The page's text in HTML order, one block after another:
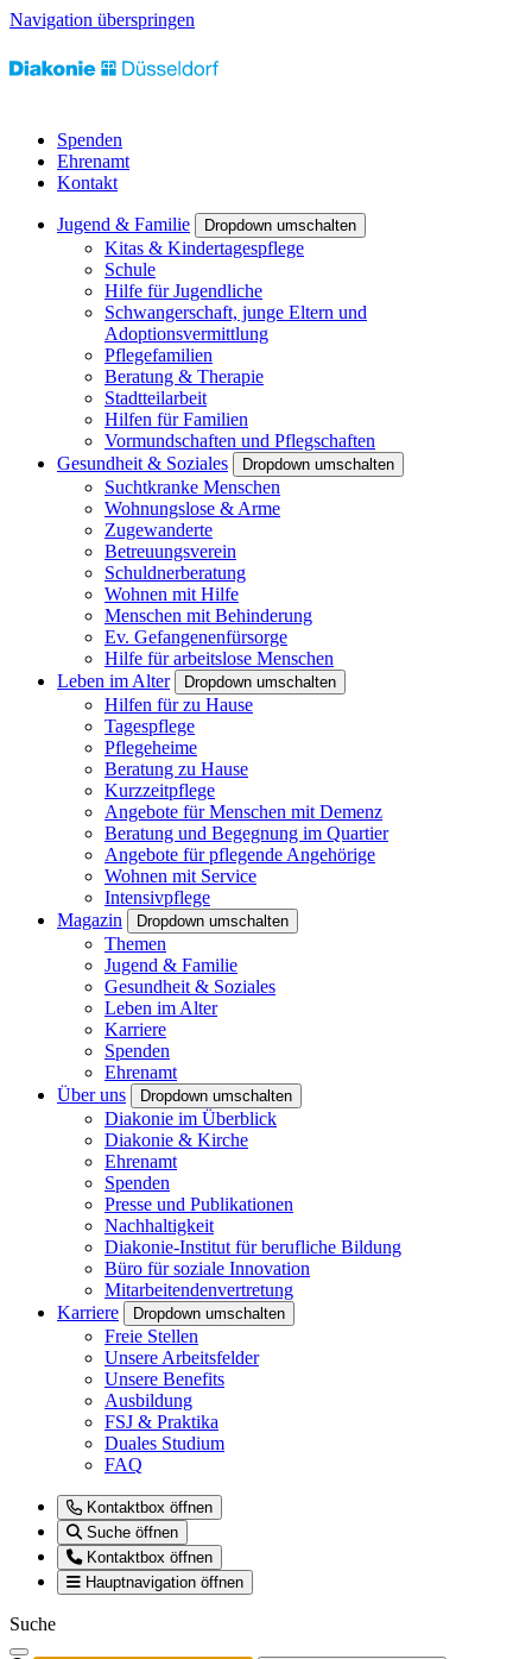
Navigation überspringen
Spenden
Ehrenamt
Kontakt
Jugend & Familie Dropdown umschalten
Kitas & Kindertagespflege
Schule
Hilfe für Jugendliche
Schwangerschaft, junge Eltern und
Adoptionsvermittlung
Pflegefamilien
Beratung & Therapie
Stadtteilarbeit
Hilfen für Familien
Vormundschaften und Pflegschaften
Gesundheit & Soziales
Dropdown umschalten
Suchtkranke Menschen
Wohnungslose & Arme
Zugewanderte
Betreuungsverein
Schuldnerberatung
Wohnen mit Hilfe
Menschen mit Behinderung
Ev. Gefangenenfürsorge
Hilfe für arbeitslose Menschen
Leben im Alter
Dropdown umschalten
Hilfen für zu Hause
Tagespflege
Pflegeheime
Beratung zu Hause
Kurzzeitpflege
Angebote für Menschen mit Demenz
Beratung und Begegnung im Quartier
Angebote für pflegende Angehörige
Wohnen mit Service
Intensivpflege
Magazin
Dropdown umschalten
Themen
Jugend & Familie
Gesundheit & Soziales
Leben im Alter
Karriere
Spenden
Ehrenamt
Über uns
Dropdown umschalten
Diakonie im Überblick
Diakonie & Kirche
Ehrenamt
Spenden
Presse und Publikationen
Nachhaltigkeit
Diakonie-Institut für berufliche Bildung
Büro für soziale Innovation
Mitarbeitendenvertretung
Karriere
Dropdown umschalten
Freie Stellen
Unsere Arbeitsfelder
Unsere Benefits
Ausbildung
FSJ & Praktika
Duales Studium
FAQ
Kontaktbox öffnen
Suche öffnen
Kontaktbox öffnen
Hauptnavigation öffnen
Suche